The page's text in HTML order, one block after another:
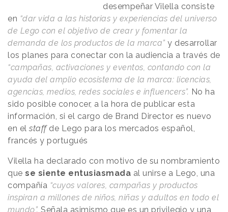
desempeñar Vilella consiste
en “dar vida a las historias y experiencias del universo
de Lego con el objetivo de crear y fomentar la
demanda de los productos de la marca” y desarrollar
los planes para conectar con la audiencia a través de
“campañas, activaciones y eventos, contando con la
ayuda del amplio ecosistema de la marca: licencias,
agencias, medios, redes sociales e influencers”. No ha
sido posible conocer, a la hora de publicar esta
información, si el cargo de Brand Director es nuevo
en el staff de Lego para los mercados español,
francés y portugués
Vilella ha declarado con motivo de su nombramiento
que se siente entusiasmada al unirse a Lego, una
compañía “cuyos valores, campañas y productos
inspiran a millones de niños, niñas y adultos en todo el
mundo”. Señala asimismo que es un privilegio y una